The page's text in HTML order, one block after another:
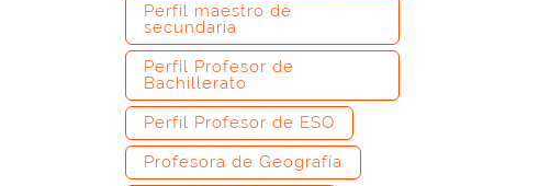
Perfil maestro de
secundaria
Perfil Profesor de
Bachillerato
Perfil Profesor de ESO
Profesora de Geografía